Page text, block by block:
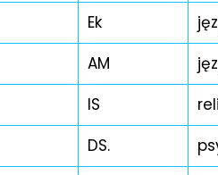
Ek
AM
IS
DS.